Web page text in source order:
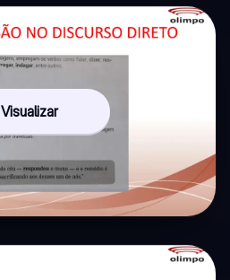
Visualizar